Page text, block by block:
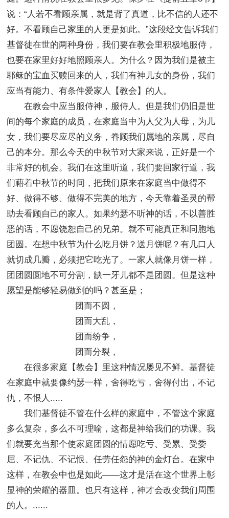
说：“人若不看顾亲属，就是背了真道，比不信的人还不
好。不看顾自己家里的人更是如此。”这段经文告诉我们
基督徒在世的两种身份，我们要在教会里积极地服侍，
也要在家里好好地照顾亲人。为什么？因为我们是被主
耶稣的宝血买赎回来的人，我们有神儿女的身份，我们
应当有能力、有条件爱家人【教会】的人。
在教会中应当服侍神，服侍人。但是我们仍旧是世
间的每个家庭的成员，在家庭当中为人父为人母，为儿
女，我们要尽应尽的义务，眷顾我们属地的亲属，尽自
己的本分。那么今天的中秋节对大家来说，正好是一个
非常好的机会。我们在这里听道，我们要回家行道，我
们藉着中秋节的时间，把我们原来在家庭当中做得不
好、做得不够、做得不完美的地方，今天靠着圣灵的帮
助去看顾自己的家人。如果约瑟不听神的话，不以善胜
恶的话，不愿饶恕自己的兄弟。就不可能真正和同胞地
团圆。在想中秋节为什么吃月饼？送月饼呢？有几口人
就切成几瓣，必须把它吃光了。一家人就像月饼一样，
团团圆圆地不可分割，缺一牙儿都不是团圆。但是这种
愿望是能够轻易做到的吗？甚至是；
团而不圆，
团而大乱，
团而纷争，
团而分裂，
在很多家庭【教会】里这种情况屡见不鲜。基督徒
在家庭中就要像约瑟一样，舍得吃亏，舍得付出，不记
仇，不恨人.....
我们基督徒不管在什么样的家庭中，不管这个家庭
多么复杂，多么不可理喻，这都是神给我们的功课。我
们就要充当那个使家庭团圆的情愿吃亏、受累、受委
屈、不记仇、不记恨、任劳任怨的神的金灯台。在家中
这样，在教会中也是如此——这才是活在这个世界上彰
显神的荣耀的器皿。也只有这样，神才会改变我们周围
的人。......